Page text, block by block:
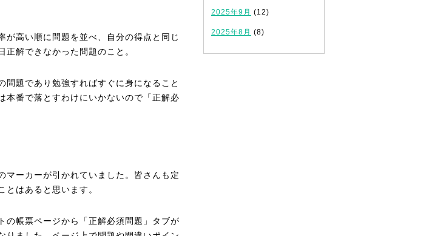
が高い順に問題を並べ、自分の得点と同じ
正解できなかった問題のこと。
問題であり勉強すればすぐに身になること
本番で落とすわけにいかないので「正解必
マーカーが引かれていました。皆さんも定
とはあると思います。
の帳票ページから「正解必須問題」タブが
2025年9月 (12)
2025年8月 (8)